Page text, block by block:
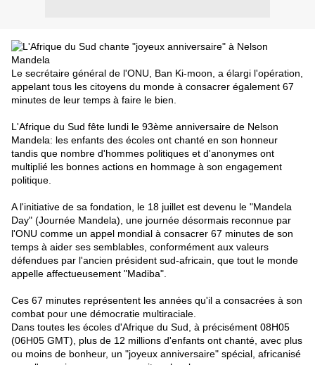
Le secrétaire général de l'ONU, Ban Ki-moon, a élargi l'opération,
appelant tous les citoyens du monde à consacrer également 67
minutes de leur temps à faire le bien.
L'Afrique du Sud fête lundi le 93ème anniversaire de Nelson
Mandela: les enfants des écoles ont chanté en son honneur
tandis que nombre d'hommes politiques et d'anonymes ont
multiplié les bonnes actions en hommage à son engagement
politique.
A l'initiative de sa fondation, le 18 juillet est devenu le "Mandela
Day" (Journée Mandela), une journée désormais reconnue par
l'ONU comme un appel mondial à consacrer 67 minutes de son
temps à aider ses semblables, conformément aux valeurs
défendues par l'ancien président sud-africain, que tout le monde
appelle affectueusement "Madiba".
Ces 67 minutes représentent les années qu'il a consacrées à son
combat pour une démocratie multiraciale.
Dans toutes les écoles d'Afrique du Sud, à précisément 08H05
(06H05 GMT), plus de 12 millions d'enfants ont chanté, avec plus
ou moins de bonheur, un "joyeux anniversaire" spécial, africanisé